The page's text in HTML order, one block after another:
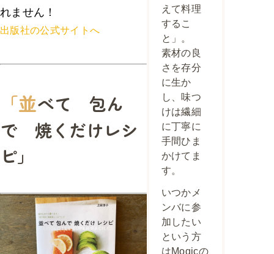
れません！
出版社の公式サイトへ
「並べて 包ん
で 焼くだけレシ
ピ」
えて料理
するこ
と」。
素材の良
さを存分
に生か
し、味つ
けは繊細
に丁寧に
手間ひま
かけてま
す。
いつかメ
ンバに参
加したい
という方
はMogicの